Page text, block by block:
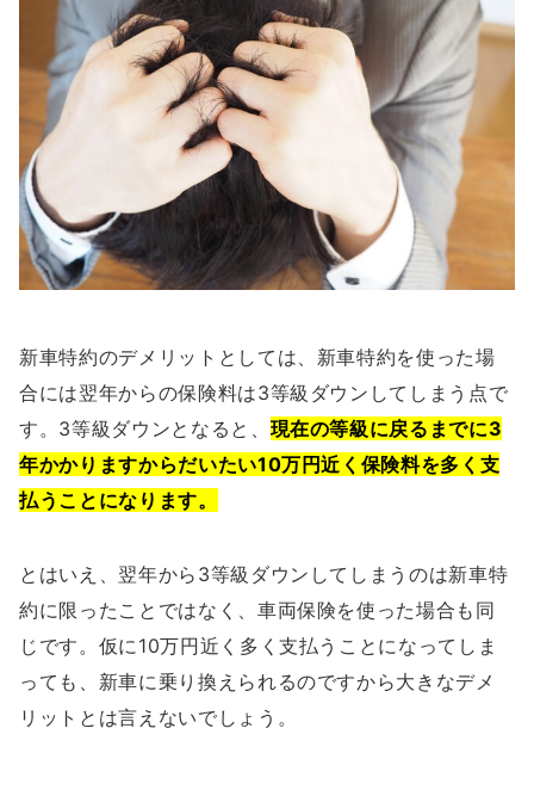
新車特約のデメリットとしては、新車特約を使った場
合には翌年からの保険料は3等級ダウンしてしまう点で
す。3等級ダウンとなると、 現在の等級に戻るまでに3
年かかりますからだいたい10万円近く保険料を多く支
払うことになります。
とはいえ、翌年から3等級ダウンしてしまうのは新車特
約に限ったことではなく、車両保険を使った場合も同
じです。仮に10万円近く多く支払うことになってしま
っても、新車に乗り換えられるのですから大きなデメ
リットとは言えないでしょう。